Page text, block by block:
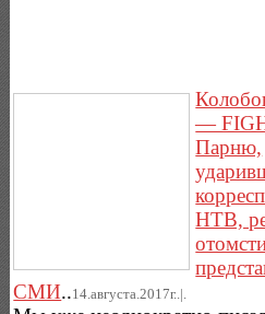
—
Парню,
НТВ,
СМИ..14.августа.2017г..|.